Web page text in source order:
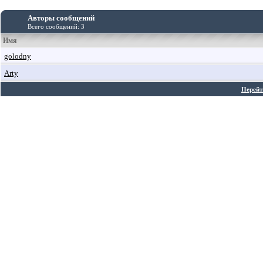
Авторы сообщений
Всего сообщений: 3
Имя
golodny
Arty